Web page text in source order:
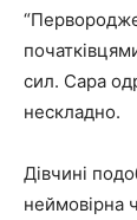
сил. Сара
нескладно.
Дівчині
неймовірна